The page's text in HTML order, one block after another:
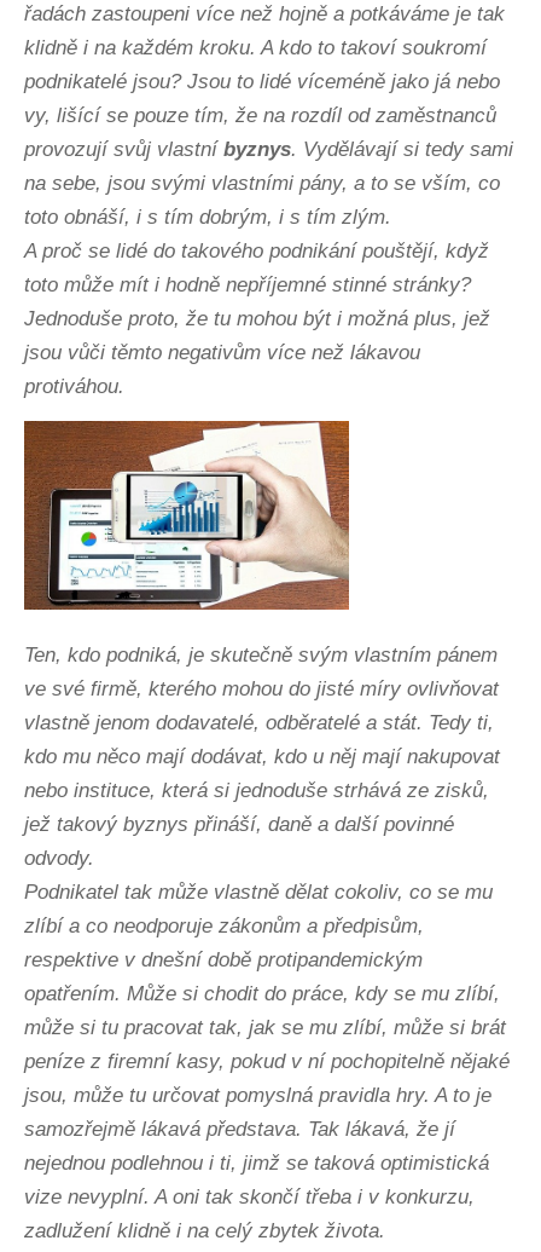
řadách zastoupeni více než hojně a potkáváme je tak
klidně i na každém kroku. A kdo to takoví soukromí
podnikatelé jsou? Jsou to lidé víceméně jako já nebo
vy, lišící se pouze tím, že na rozdíl od zaměstnanců
provozují svůj vlastní byznys. Vydělávají si tedy sami
na sebe, jsou svými vlastními pány, a to se vším, co
toto obnáší, i s tím dobrým, i s tím zlým.
A proč se lidé do takového podnikání pouštějí, když
toto může mít i hodně nepříjemné stinné stránky?
Jednoduše proto, že tu mohou být i možná plus, jež
jsou vůči těmto negativům více než lákavou
protiváhou.
Ten, kdo podniká, je skutečně svým vlastním pánem
ve své firmě, kterého mohou do jisté míry ovlivňovat
vlastně jenom dodavatelé, odběratelé a stát. Tedy ti,
kdo mu něco mají dodávat, kdo u něj mají nakupovat
nebo instituce, která si jednoduše strhává ze zisků,
jež takový byznys přináší, daně a další povinné
odvody.
Podnikatel tak může vlastně dělat cokoliv, co se mu
zlíbí a co neodporuje zákonům a předpisům,
respektive v dnešní době protipandemickým
opatřením. Může si chodit do práce, kdy se mu zlíbí,
může si tu pracovat tak, jak se mu zlíbí, může si brát
peníze z firemní kasy, pokud v ní pochopitelně nějaké
jsou, může tu určovat pomyslná pravidla hry. A to je
samozřejmě lákavá představa. Tak lákavá, že jí
nejednou podlehnou i ti, jimž se taková optimistická
vize nevyplní. A oni tak skončí třeba i v konkurzu,
zadlužení klidně i na celý zbytek života.